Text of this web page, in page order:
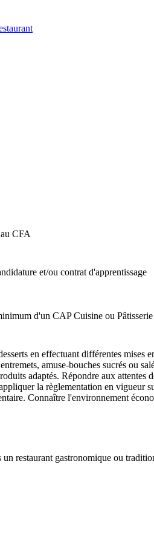
CFA
et/ou contrat d'apprentissage
d'un CAP Cuisine ou Pâtisserie
en effectuant différentes mises
amuse-bouches sucrés ou
adaptés. Répondre aux attentes
la règlementation en vigueur
Connaître l'environnement
un restaurant gastronomique ou